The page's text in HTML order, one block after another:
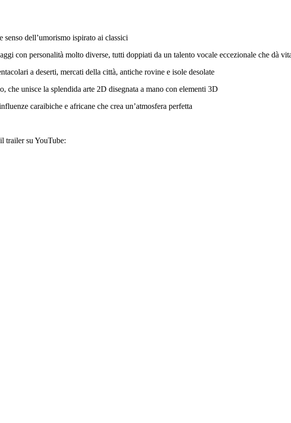
dell’umorismo ispirato ai classici
con personalità molto diverse, tutti doppiati da un talento vocale eccezionale che dà
a deserti, mercati della città, antiche rovine e isole desolate
che unisce la splendida arte 2D disegnata a mano con elementi 3D
caraibiche e africane che crea un’atmosfera perfetta
trailer su YouTube: